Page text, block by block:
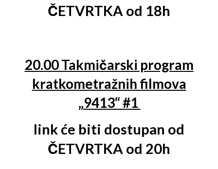
ČETVRTKA od 18h
20.00 Takmičarski program
kratkometražnih filmova
„9413“ #1
link će biti dostupan od
ČETVRTKA od 20h